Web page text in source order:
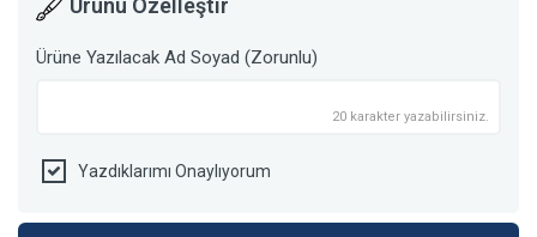
Ürünü Özelleştir
Ürüne Yazılacak Ad Soyad (Zorunlu)
20 karakter yazabilirsiniz.
Yazdıklarımı Onaylıyorum